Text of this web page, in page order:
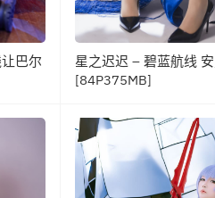
巴尔
星之迟迟 – 碧蓝航线
[84P375MB]